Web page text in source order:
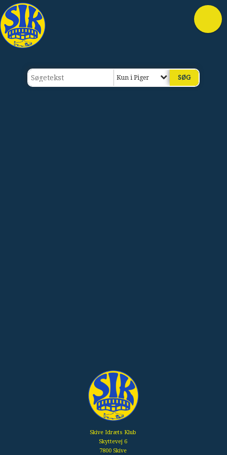
Kun i Piger
Skive Idræts Klub
Skyttevej 6
7800 Skive